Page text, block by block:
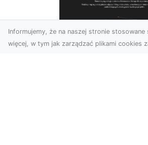
Informujemy, że na naszej stronie
więcej, w tym jak zarządzać plikami cookies